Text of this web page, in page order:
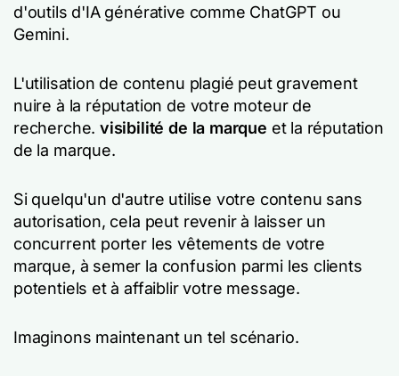
d'outils d'IA générative comme ChatGPT ou
Gemini.
L'utilisation de contenu plagié peut gravement
nuire à la réputation de votre moteur de
recherche.visibilité de la marque et la réputation
de la marque.
Si quelqu'un d'autre utilise votre contenu sans
autorisation, cela peut revenir à laisser un
concurrent porter les vêtements de votre
marque, à semer la confusion parmi les clients
potentiels et à affaiblir votre message.
Imaginons maintenant un tel scénario.